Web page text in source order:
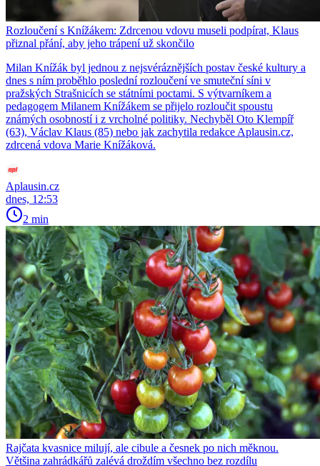
Rozloučení s Knížákem: Zdrcenou vdovu museli podpírat, Klaus
přiznal přání, aby jeho trápení už skončilo
Milan Knížák byl jednou z nejsvéráznějších postav české kultury a
dnes s ním proběhlo poslední rozloučení ve smuteční síni v
pražských Strašnicích se státními poctami. S výtvarníkem a
pedagogem Milanem Knížákem se přijelo rozloučit spoustu
známých osobností i z vrcholné politiky. Nechyběl Oto Klempíř
(63), Václav Klaus (85) nebo jak zachytila redakce Aplausin.cz,
zdrcená vdova Marie Knížáková.
Aplausin.cz
dnes, 12:53
2 min
Rajčata kvasnice milují, ale cibule a česnek po nich měknou.
Většina zahrádkářů zalévá droždím všechno bez rozdílu